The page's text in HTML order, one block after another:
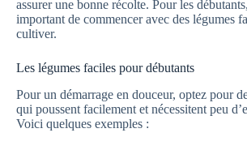
assurer une bonne récolte. Pour les
important de commencer avec des légumes
cultiver.
Les légumes faciles pour débutants
Pour un démarrage en douceur, optez pour
qui poussent facilement et nécessitent peu
Voici quelques exemples :